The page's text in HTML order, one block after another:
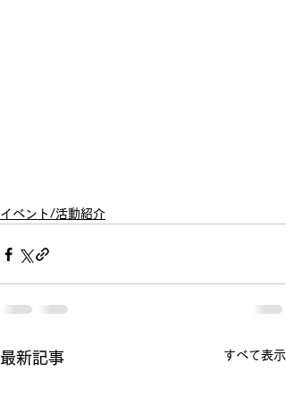
イベント/活動紹介
最新記事 すべて表示